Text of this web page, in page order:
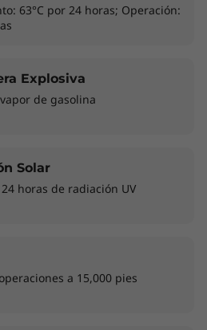
tu flujo
y logra
con IA en el
las tareas, desde
previos al instante hasta
imágenes y resumir
63°C por 24 horas; Operación:
Explosiva
de gasolina
Solar
horas de radiación UV
a 15,000 pies